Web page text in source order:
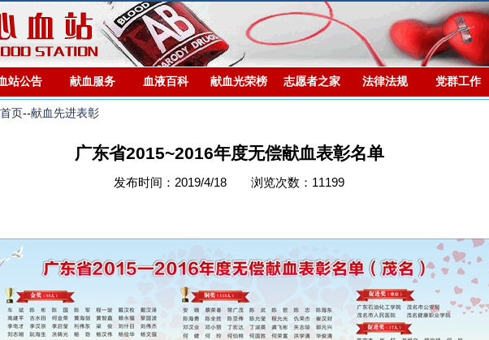
站公告 献血服务 血液百科 献血光荣榜 志愿者之家 法律法规 党群工作
首页--献血先进表彰
广东省2015~2016年度无偿献血表彰名单
发布时间：2019/4/18 浏览次数：11199